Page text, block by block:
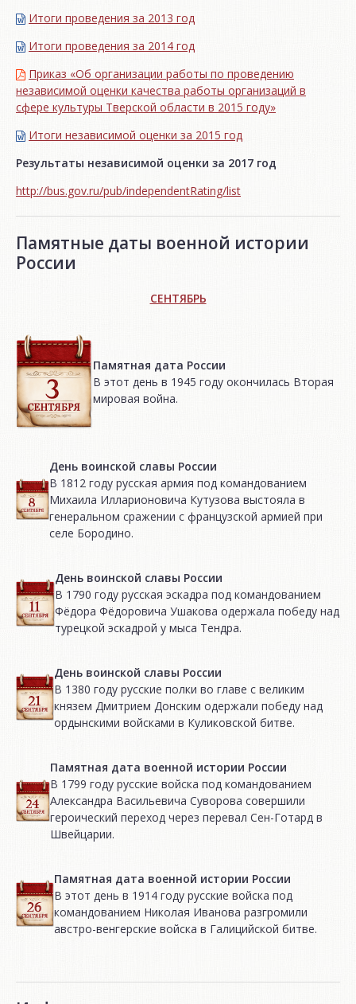
Итоги проведения за 2013 год
Итоги проведения за 2014 год
Приказ «Об организации работы по проведению
независимой оценки качества работы организаций в
сфере культуры Тверской области в 2015 году»
Итоги независимой oценки за 2015 год
Результаты независимой оценки за 2017 год
http://bus.gov.ru/pub/independentRating/list
Памятные даты военной истории
России
СЕНТЯБРЬ
Памятная дата России
В этот день в 1945 году окончилась Вторая
мировая война.
День воинской славы России
В 1812 году русская армия под командованием
Михаила Илларионовича Кутузова выстояла в
генеральном сражении с французской армией при
селе Бородино.
День воинской славы России
В 1790 году русская эскадра под командованием
Фёдора Фёдоровича Ушакова одержала победу над
турецкой эскадрой у мыса Тендра.
День воинской славы России
В 1380 году русские полки во главе с великим
князем Дмитрием Донским одержали победу над
ордынскими войсками в Куликовской битве.
Памятная дата военной истории России
В 1799 году русские войска под командованием
Александра Васильевича Суворова совершили
героический переход через перевал Сен-Готард в
Швейцарии.
Памятная дата военной истории России
В этот день в 1914 году русские войска под
командованием Николая Иванова разгромили
австро-венгерские войска в Галицийской битве.